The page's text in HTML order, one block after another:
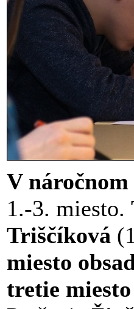
V
1.-3. miesto.
Triščíková
miesto
tretie